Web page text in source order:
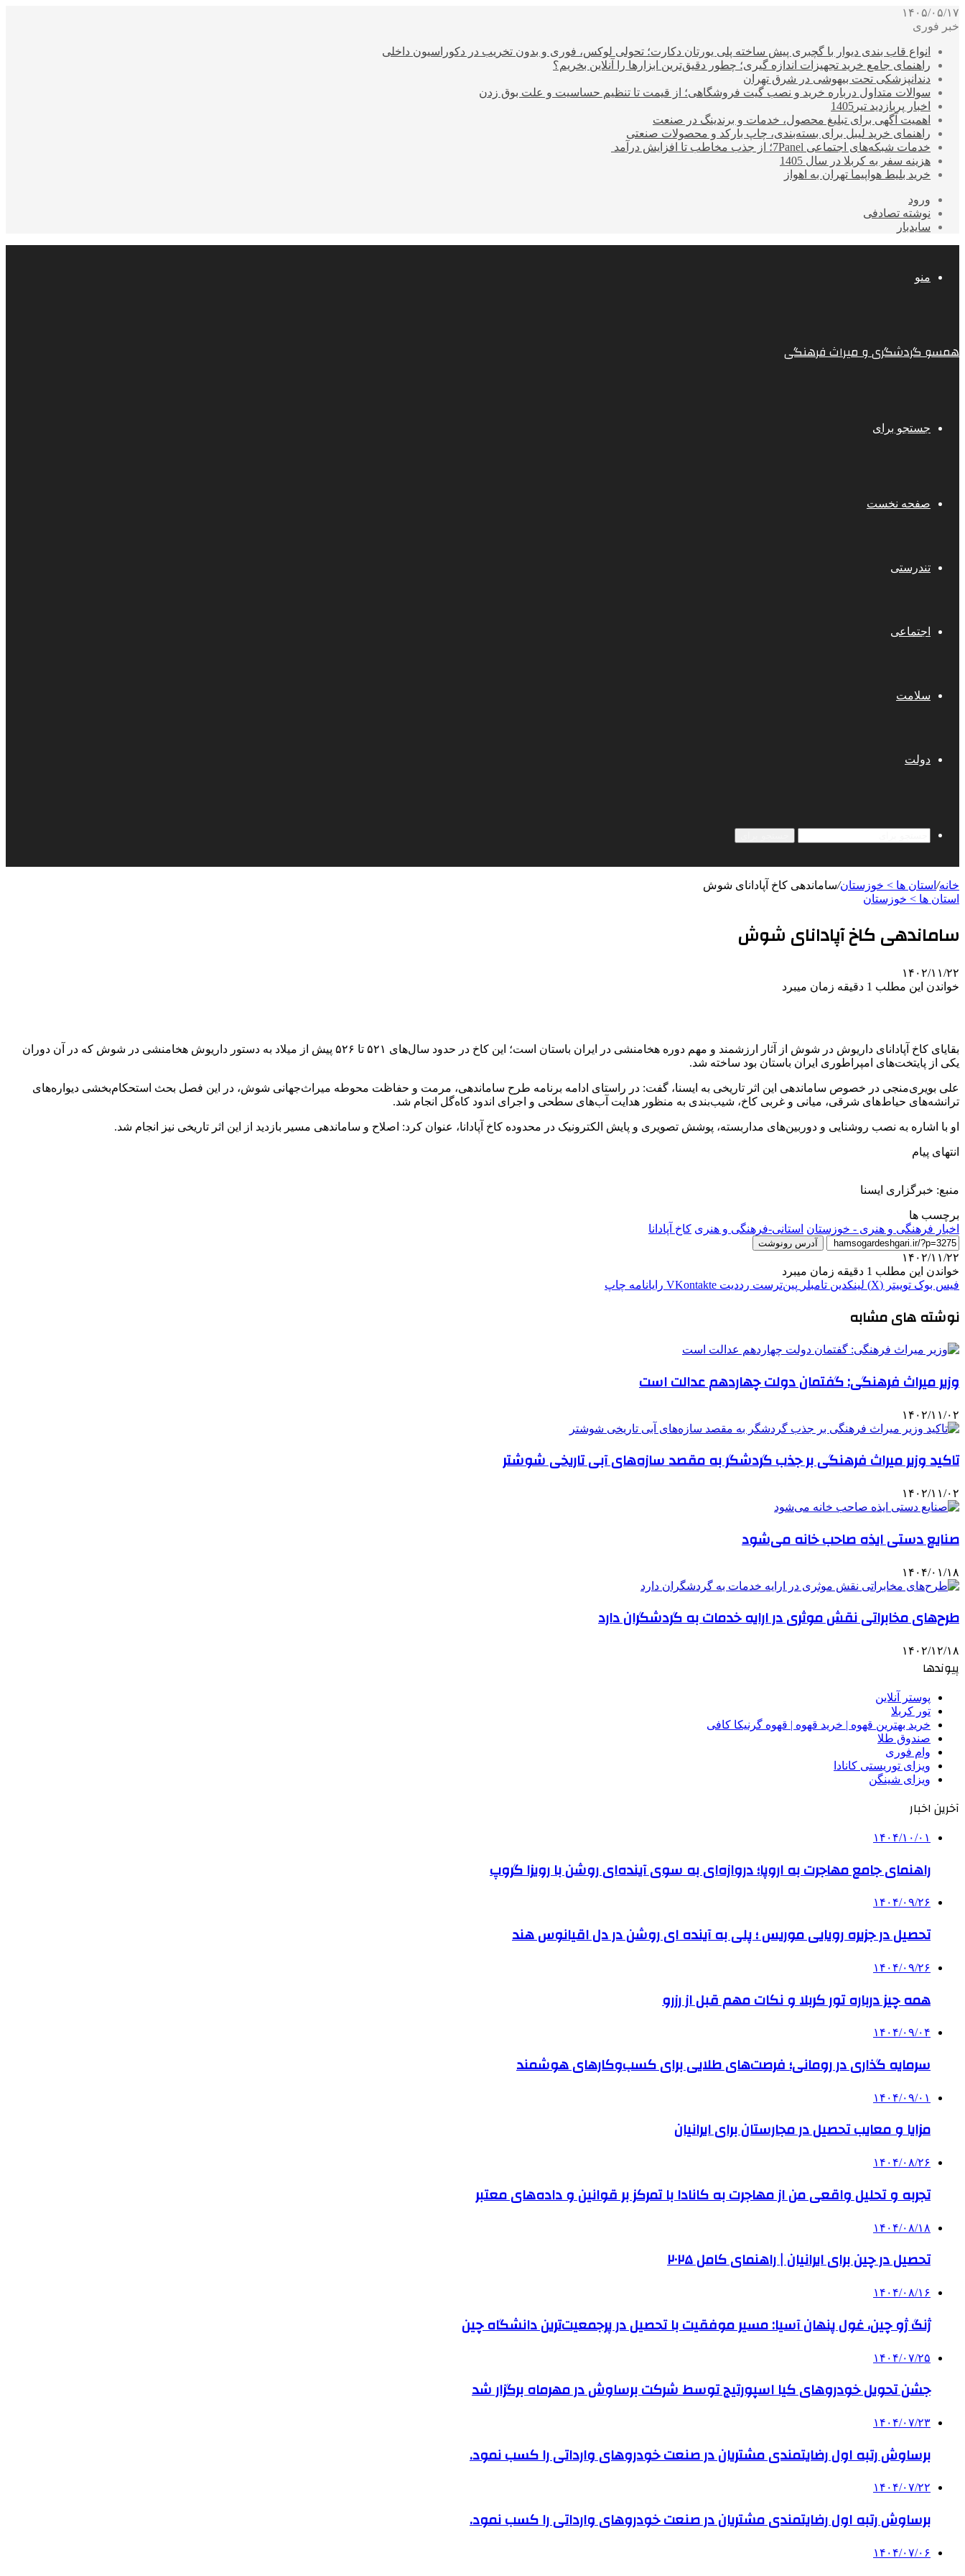
۱۴۰۵/۰۵/۱۷
خبر فوری
انواع قاب بندی دیوار با گچبری پیش ساخته پلی یورتان دکارت؛ تحولی لوکس، فوری و بدون تخریب در دکوراسیون داخلی
راهنمای جامع خرید تجهیزات اندازه گیری؛ چطور دقیق‌ترین ابزارها را آنلاین بخریم؟
دندانپزشکی تحت بیهوشی در شرق تهران
سوالات متداول درباره خرید و نصب گیت فروشگاهی؛ از قیمت تا تنظیم حساسیت و علت بوق زدن
اخبار پربازدید تیر1405
اهمیت آگهی برای تبلیغ محصول، خدمات و برندینگ در صنعت
راهنمای خرید لیبل برای بسته‌بندی، چاپ بارکد و محصولات صنعتی
خدمات شبکه‌های اجتماعی 7Panel؛ از جذب مخاطب تا افزایش درآمد
هزینه سفر به کربلا در سال 1405
خرید بلیط هواپیما تهران به اهواز
ورود
نوشته تصادفی
سایدبار
منو
همسو گردشگری و میراث فرهنگی
جستجو برای
صفحه نخست
تندرستی
اجتماعی
سلامت
دولت
خانه/ استان ها > خوزستان/ساماندهی کاخ آپادانای شوش
استان ها > خوزستان
ساماندهی کاخ آپادانای شوش
۱۴۰۲/۱۱/۲۲
خواندن این مطلب 1 دقیقه زمان میبرد
بقایای کاخ آپادانای داریوش در شوش از آثار ارزشمند و مهم دوره هخامنشی در ایران باستان است؛ این کاخ در حدود سال‌های ۵۲۱ تا ۵۲۶ پیش از میلاد به دستور داریوش هخامنشی در شوش که در آن دوران
یکی از پایتخت‌های امپراطوری ایران باستان بود ساخته شد.
علی بویری‌منجی در خصوص ساماندهی این اثر تاریخی به ایسنا، گفت: در راستای ادامه برنامه طرح ساماندهی، مرمت و حفاظت محوطه میراث‌جهانی شوش، در این فصل بحث استحکام‌بخشی دیواره‌های
ترانشه‌های حیاط‌های شرقی، میانی و غربی کاخ، شیب‌بندی به منظور هدایت آب‌های سطحی و اجرای اندود کاه‌گل انجام شد.
او با اشاره به نصب روشنایی و دوربین‌های مداربسته، پوشش تصویری و پایش الکترونیک در محدوده کاخ آپادانا، عنوان کرد: اصلاح و ساماندهی مسیر بازدید از این اثر تاریخی نیز انجام شد.
انتهای پیام
منبع: خبرگزاری ایسنا
برچسب ها
اخبار فرهنگی و هنری - خوزستان استانی-فرهنگی و هنری کاخ آپادانا
آدرس رونوشت
۱۴۰۲/۱۱/۲۲
خواندن این مطلب 1 دقیقه زمان میبرد
فیس بوک توییتر (X) لینکدین ‫تامبلر ‫پین‌ترست ‫رددیت ‫VKontakte رایانامه چاپ
نوشته های مشابه
وزیر میراث‌ فرهنگی: گفتمان دولت چهاردهم عدالت است
۱۴۰۲/۱۱/۰۲
تاکید وزیر میراث فرهنگی بر جذب گردشگر به مقصد سازه‌های آبی تاریخی شوشتر
۱۴۰۲/۱۱/۰۲
صنایع دستی ایذه صاحب خانه می‌شود
۱۴۰۴/۰۱/۱۸
طرح‌های مخابراتی‌ نقش موثری در ارایه خدمات به گردشگران دارد
۱۴۰۲/۱۲/۱۸
پیوندها
پوستر آنلاین
تور کربلا
خرید بهترین قهوه | خرید قهوه | قهوه گرنیکا کافی
صندوق طلا
وام فوری
ویزای توریستی کانادا
ویزای شینگن
آخرین اخبار
۱۴۰۴/۱۰/۰۱
راهنمای جامع مهاجرت به اروپا؛ دروازه‌ای به سوی آینده‌ای روشن با رویزا گروپ
۱۴۰۴/۰۹/۲۶
تحصیل در جزیره رویایی موریس ؛ پلی به آینده ‌ای روشن در دل اقیانوس ‌هند
۱۴۰۴/۰۹/۲۶
همه چیز درباره تور کربلا و نکات مهم قبل از رزرو
۱۴۰۴/۰۹/۰۴
سرمایه گذاری در رومانی؛ فرصت‌های طلایی برای کسب‌وکارهای هوشمند
۱۴۰۴/۰۹/۰۱
مزایا و معایب تحصیل در مجارستان برای ایرانیان
۱۴۰۴/۰۸/۲۶
تجربه و تحلیل واقعی من از مهاجرت به کانادا با تمرکز بر قوانین و داده‌های معتبر
۱۴۰۴/۰۸/۱۸
تحصیل در چین برای ایرانیان | راهنمای کامل ۲۰۲۵
۱۴۰۴/۰۸/۱۶
ژنگ ژو چین، غول پنهان آسیا: مسیر موفقیت با تحصیل در پرجمعیت‌ترین دانشگاه چین
۱۴۰۴/۰۷/۲۵
جشن تحویل خودروهای کیا اسپورتیج توسط شرکت برساوش در مهرماه برگزار شد
۱۴۰۴/۰۷/۲۳
برساوش رتبه اول رضایتمندی مشتریان در صنعت خودروهای وارداتی را کسب نمود.
۱۴۰۴/۰۷/۲۲
برساوش رتبه اول رضایتمندی مشتریان در صنعت خودروهای وارداتی را کسب نمود.
۱۴۰۴/۰۷/۰۶